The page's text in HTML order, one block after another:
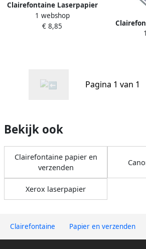
Clairefontaine Papier en verzenden
Clairefontaine Laserpapier
DCP A4 80gr wit 500 vel
1 webshop
€ 8,85
DCP
Pagina 1 van 1
Bekijk ook
Clairefontaine papier en
verzenden
Xerox laserpapier